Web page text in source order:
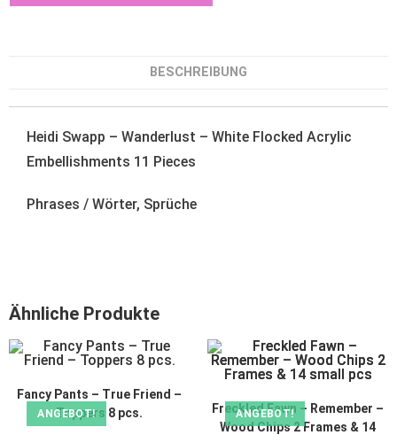
BESCHREIBUNG
Heidi Swapp – Wanderlust – White Flocked Acrylic
Embellishments 11 Pieces
Phrases / Wörter, Sprüche
Ähnliche Produkte
ANGEBOT!
Fancy Pants – True Friend –
Toppers 8 pcs.
ANGEBOT!
Freckled Fawn – Remember –
Wood Chips 2 Frames & 14